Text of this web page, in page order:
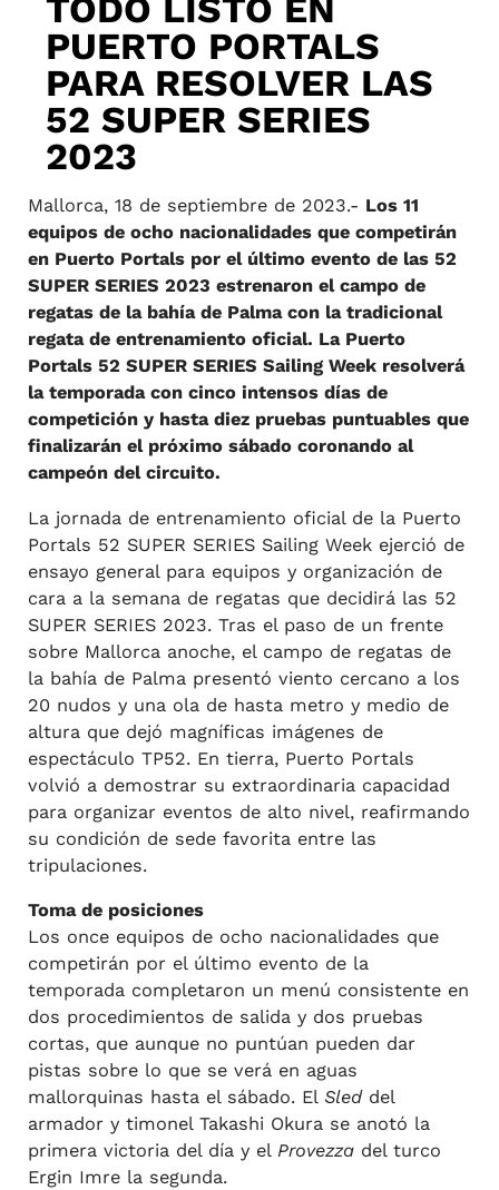
TODO LISTO EN
PUERTO PORTALS
PARA RESOLVER LAS
52 SUPER SERIES
2023
Mallorca, 18 de septiembre de 2023.- Los 11
equipos de ocho nacionalidades que competirán
en Puerto Portals por el último evento de las 52
SUPER SERIES 2023 estrenaron el campo de
regatas de la bahía de Palma con la tradicional
regata de entrenamiento oficial. La Puerto
Portals 52 SUPER SERIES Sailing Week resolverá
la temporada con cinco intensos días de
competición y hasta diez pruebas puntuables que
finalizarán el próximo sábado coronando al
campeón del circuito.
La jornada de entrenamiento oficial de la Puerto
Portals 52 SUPER SERIES Sailing Week ejerció de
ensayo general para equipos y organización de
cara a la semana de regatas que decidirá las 52
SUPER SERIES 2023. Tras el paso de un frente
sobre Mallorca anoche, el campo de regatas de
la bahía de Palma presentó viento cercano a los
20 nudos y una ola de hasta metro y medio de
altura que dejó magníficas imágenes de
espectáculo TP52. En tierra, Puerto Portals
volvió a demostrar su extraordinaria capacidad
para organizar eventos de alto nivel, reafirmando
su condición de sede favorita entre las
tripulaciones.
Toma de posiciones
Los once equipos de ocho nacionalidades que
competirán por el último evento de la
temporada completaron un menú consistente en
dos procedimientos de salida y dos pruebas
cortas, que aunque no puntúan pueden dar
pistas sobre lo que se verá en aguas
mallorquinas hasta el sábado. El Sleddel
armador y timonel Takashi Okura se anotó la
primera victoria del día y el Provezzadel turco
Ergin Imre la segunda.